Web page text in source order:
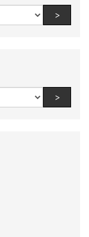
All
authors:
>Find
All
teams
>Find